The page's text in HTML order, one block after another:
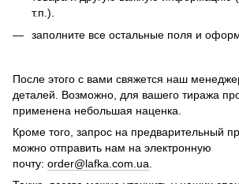
т.п.).
заполните все остальные поля и
После этого с вами свяжется наш
деталей. Возможно, для вашего тиража
применена небольшая наценка.
Кроме того, запрос на предварительный
можно отправить нам на электронную
почту: order@lafka.com.ua